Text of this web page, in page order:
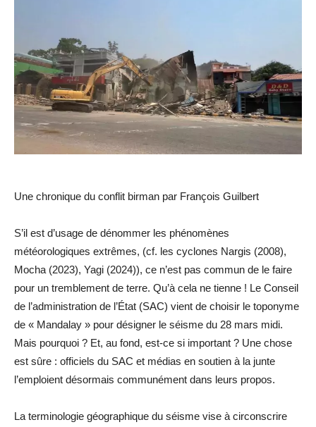
Une chronique du conflit birman par François Guilbert
S’il est d’usage de dénommer les phénomènes
météorologiques extrêmes, (cf. les cyclones Nargis (2008),
Mocha (2023), Yagi (2024)), ce n’est pas commun de le faire
pour un tremblement de terre. Qu’à cela ne tienne ! Le Conseil
de l’administration de l’État (SAC) vient de choisir le toponyme
de « Mandalay » pour désigner le séisme du 28 mars midi.
Mais pourquoi ? Et, au fond, est-ce si important ? Une chose
est sûre : officiels du SAC et médias en soutien à la junte
l’emploient désormais communément dans leurs propos.
La terminologie géographique du séisme vise à circonscrire